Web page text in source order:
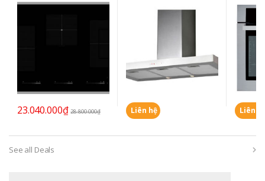
23.040.000₫ 28.800.000₫ Liên hệ Liên
See all Deals